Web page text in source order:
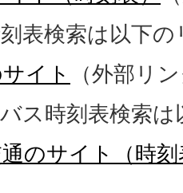
表検索は以下
イト
（外部リ
ス時刻表検索
のサイト（時